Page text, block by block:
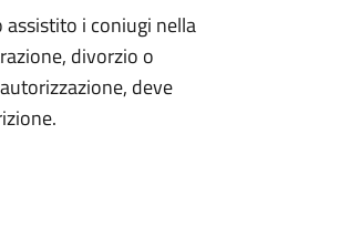
i coniugi nella
divorzio o
deve